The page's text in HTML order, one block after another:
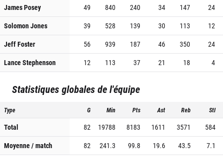
James Posey
49 840 240 34 147
24
Solomon Jones
39 528 139 30 113
12
Jeff Foster
56 939 187 46 350
24
Lance Stephenson
12 113 37 21 18 4
Statistiques globales de l'équipe
Type G Min Pts Ast Reb Stl
Total 82 19788 8183 1611 3571
584
Moyenne / match
82 241.3 99.8 19.6 43.5 7.1